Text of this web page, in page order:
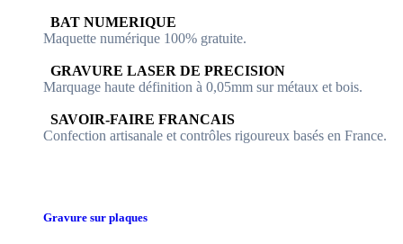
​​ BAT NUMERIQUE
Maquette numérique 100% ​gratuite.
​GRAVURE LASER DE PRECISION
Marquage haute définition à 0,05mm sur métaux et bois.
​SAVOIR-FAIRE FRANCAIS
Confection artisanale et contrôles ​rigoureux basés en France.
Gravure sur plaques